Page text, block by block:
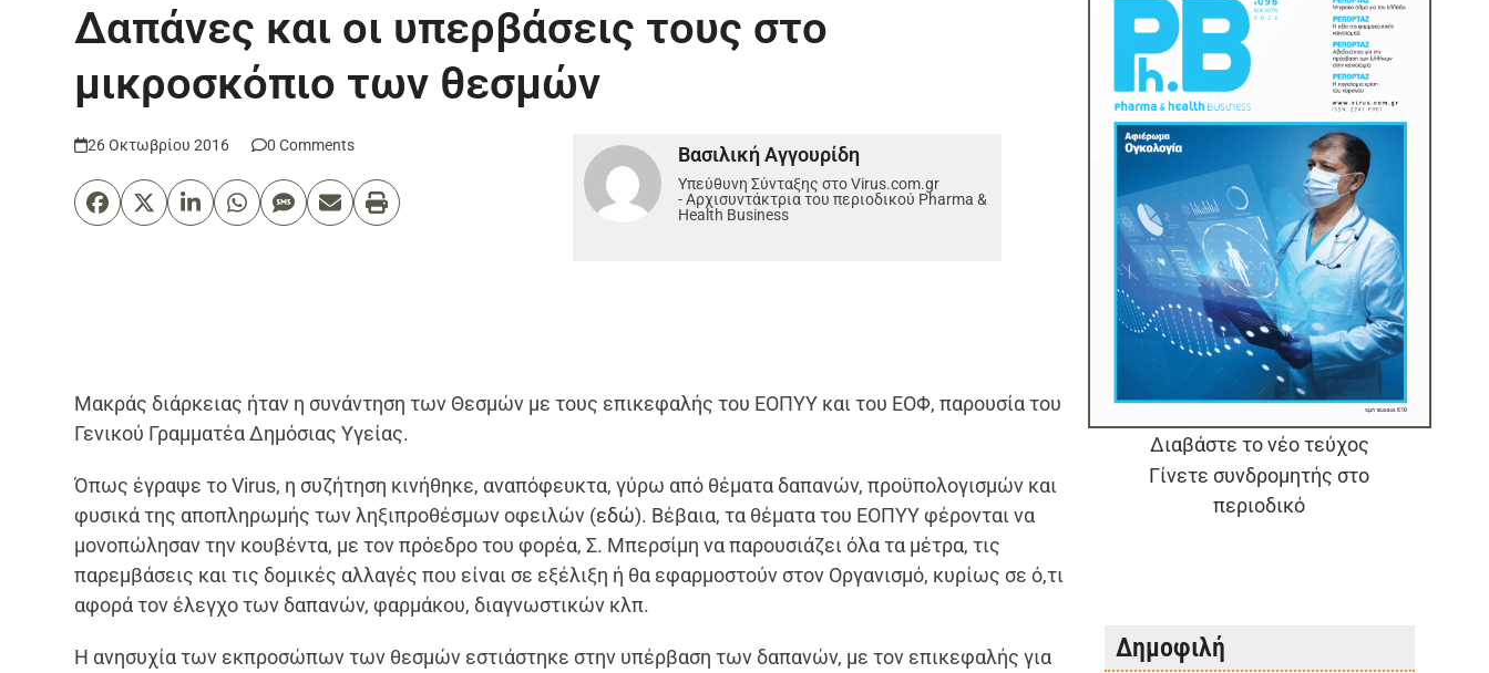
Δαπάνες και οι υπερβάσεις τους στο
μικροσκόπιο των θεσμών
26 Οκτωβρίου 2016 0 Comments Βασιλική Αγγουρίδη
Υπεύθυνη Σύνταξης στο Virus.com.gr
- Αρχισυντάκτρια του περιοδικού Pharma &
Health Business
Μακράς διάρκειας ήταν η συνάντηση των Θεσμών με τους επικεφαλής του ΕΟΠΥΥ και του ΕΟΦ, παρουσία του
Γενικού Γραμματέα Δημόσιας Υγείας.
Όπως έγραψε το Virus, η συζήτηση κινήθηκε, αναπόφευκτα, γύρω από θέματα δαπανών, προϋπολογισμών και
φυσικά της αποπληρωμής των ληξιπροθέσμων οφειλών (εδώ). Βέβαια, τα θέματα του ΕΟΠΥΥ φέρονται να
μονοπώλησαν την κουβέντα, με τον πρόεδρο του φορέα, Σ. Μπερσίμη να παρουσιάζει όλα τα μέτρα, τις
παρεμβάσεις και τις δομικές αλλαγές που είναι σε εξέλιξη ή θα εφαρμοστούν στον Οργανισμό, κυρίως σε ό,τι
αφορά τον έλεγχο των δαπανών, φαρμάκου, διαγνωστικών κλπ.
Η ανησυχία των εκπροσώπων των θεσμών εστιάστηκε στην υπέρβαση των δαπανών, με τον επικεφαλής για
Διαβάστε το νέο τεύχος
Γίνετε συνδρομητής στο
περιοδικό
Δημοφιλή